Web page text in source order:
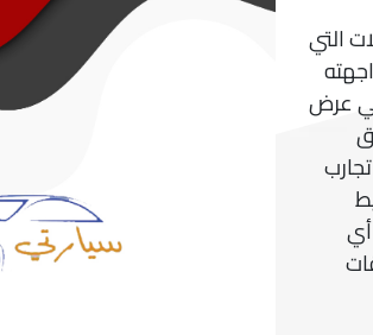
التي
عرض
أي